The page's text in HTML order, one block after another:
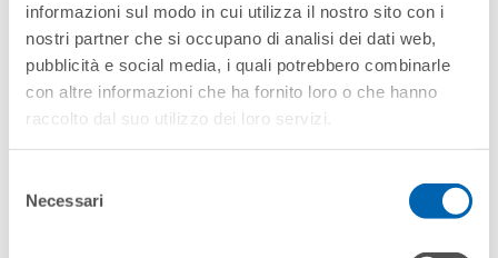
informazioni sul modo in cui utilizza il nostro sito con i
nostri partner che si occupano di analisi dei dati web,
pubblicità e social media, i quali potrebbero combinarle
con altre informazioni che ha fornito loro o che hanno
raccolto dal suo utilizzo dei loro servizi.
delNecessari
Trabaja con
nosotros